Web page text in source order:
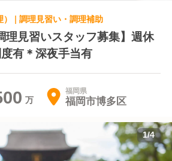
| 調理見習い・調理補助
理見習いスタッフ募集】週休
有＊深夜手当有
福岡県
福岡市博多区
1/4